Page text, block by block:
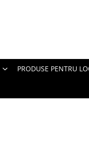
PRODUSE PENTRU